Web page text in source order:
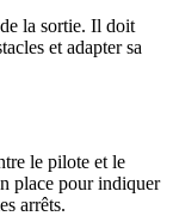
la sortie. Il doit
et adapter sa
le pilote et le
place pour indiquer
arrêts.